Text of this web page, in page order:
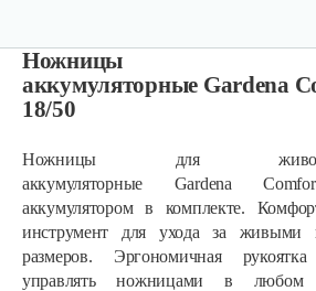
Ножницы
аккумуляторные Gardena
18/50
Ножницы для
аккумуляторные Gardena
аккумулятором в комплекте.
инструмент для ухода за живыми
размеров. Эргономичная
управлять ножницами в любом